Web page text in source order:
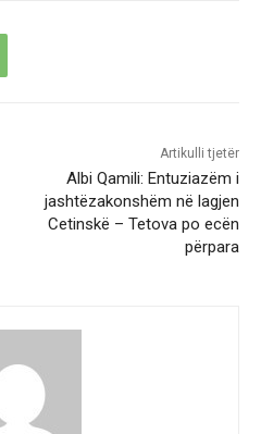
Artikulli tjetër
Albi Qamili: Entuziazëm i
jashtëzakonshëm në lagjen
Cetinskë – Tetova po ecën
përpara